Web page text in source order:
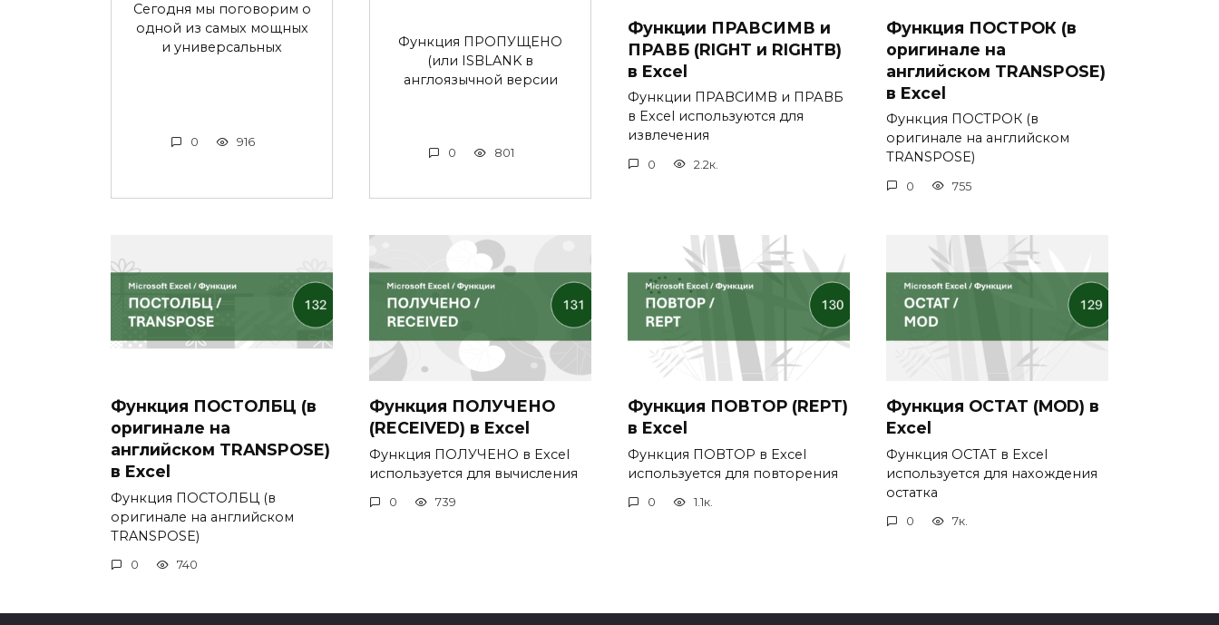
Сегодня мы поговорим о
одной из самых мощных
и универсальных
0 916
Функция ПРОПУЩЕНО
(или ISBLANK в
англоязычной версии
0 801
Функции ПРАВСИМВ и
ПРАВБ (RIGHT и RIGHTB)
в Excel
Функции ПРАВСИМВ и ПРАВБ
в Excel используются для
извлечения
0 2.2к.
Функция ПОСТРОК (в
оригинале на
английском TRANSPOSE)
в Excel
Функция ПОСТРОК (в
оригинале на английском
TRANSPOSE)
0 755
Функция ПОСТОЛБЦ (в
оригинале на
английском TRANSPOSE)
в Excel
Функция ПОСТОЛБЦ (в
оригинале на английском
TRANSPOSE)
0 740
Функция ПОЛУЧЕНО
(RECEIVED) в Excel
Функция ПОЛУЧЕНО в Excel
используется для вычисления
0 739
Функция ПОВТОР (REPT)
в Excel
Функция ПОВТОР в Excel
используется для повторения
0 1.1к.
Функция ОСТАТ (MOD) в
Excel
Функция ОСТАТ в Excel
используется для нахождения
остатка
0 7к.